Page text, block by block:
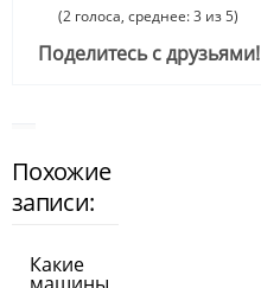
(2 голоса, среднее: 3 из 5)
Поделитесь с друзьями!
Похожие
записи:
Какие